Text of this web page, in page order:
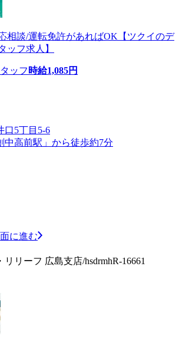
相談/運転免許があればOK【ツクイのデ
ッフ求人】
ッフ 時給1,085円
口5丁目5-6
中高前駅」から徒歩約7分
に進む
リーフ 広島支店/hsdrmhR-16661